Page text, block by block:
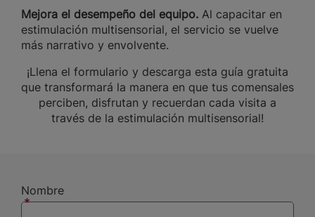
Mejora el desempeño del equipo. Al capacitar en
estimulación multisensorial, el servicio se vuelve
más narrativo y envolvente.
¡Llena el formulario y descarga esta guía gratuita
que transformará la manera en que tus comensales
perciben, disfrutan y recuerdan cada visita a
través de la estimulación multisensorial!
Nombre